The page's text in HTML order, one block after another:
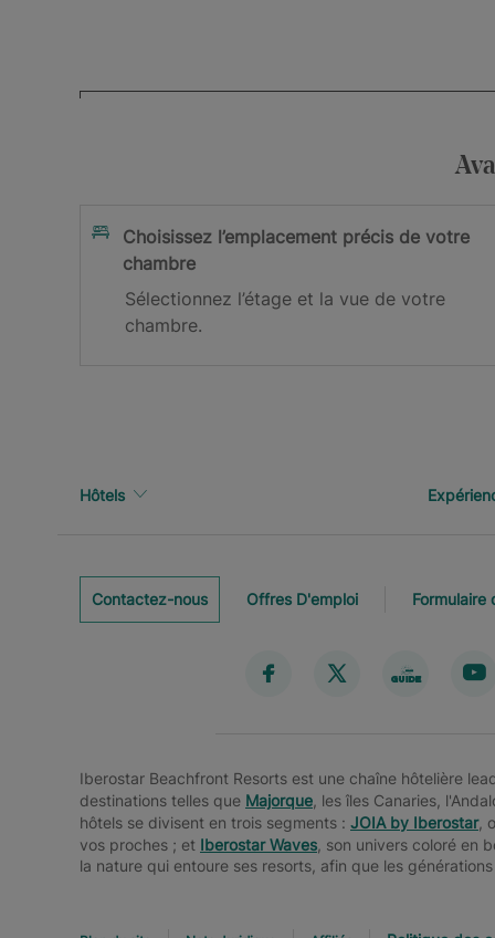
et les
Vous êtes désormais abonné(e) à
Veuillez vérifier votre boîte de réception afin de
Choisissez l’emplacement précis de votre
chambre
Sélectionnez l’étage et la vue de votre
chambre.
Hôtels
Contactez-nous Offres D'emploi Formulaire
Iberostar Beachfront Resorts est une chaîne hôtelière
destinations telles que Majorque , les îles Canaries,
hôtels se divisent en trois segments : JOIA by Iberostar,
vos proches ; et Iberostar Waves , son univers coloré
la nature qui entoure ses resorts, afin que les